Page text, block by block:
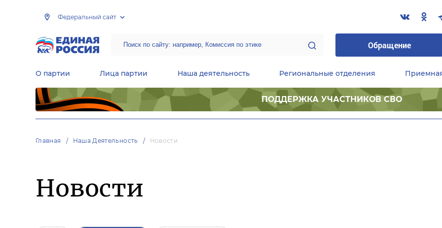
Федеральный сайт
Обращение
О партии Лица партии Наша деятельность Региональные отделения
ПОДДЕРЖКА УЧАСТНИКОВ СВО
Главная Наша Деятельность Новости
Новости